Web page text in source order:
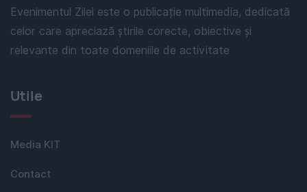
Evenimentul Zilei este o publicație multimedia, dedicată
celor care apreciază știrile corecte, obiective și
relevante din toate domeniile de activitate
Utile
Media KIT
Contact